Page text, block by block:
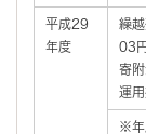
平成29
年度
繰
03円
寄
運
※年